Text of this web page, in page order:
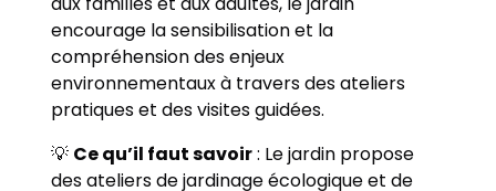
encourage la sensibilisation et la
compréhension des enjeux
environnementaux à travers des ateliers
pratiques et des visites guidées.
💡 Ce qu’il faut savoir: Le jardin propose
des ateliers de jardinage écologique et de